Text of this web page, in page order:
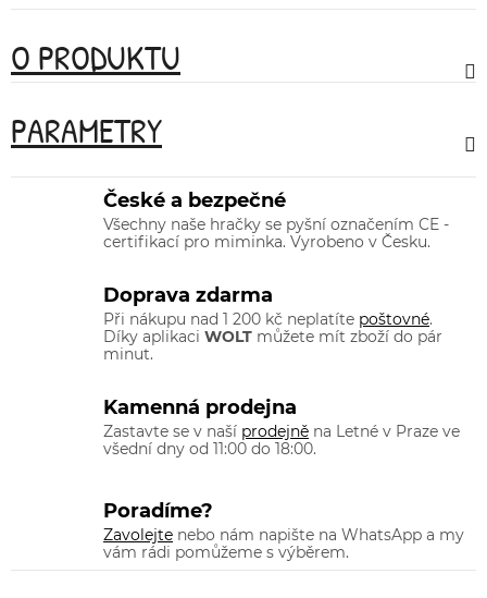
O PRODUKTU
PARAMETRY
České a bezpečné
Všechny naše hračky se pyšní označením CE -
certifikací pro miminka. Vyrobeno v Česku.
Doprava zdarma
Při nákupu nad 1 200 kč neplatíte poštovné.
Díky aplikaci WOLT můžete mít zboží do pár
minut.
Kamenná prodejna
Zastavte se v naší prodejně na Letné v Praze ve
všední dny od 11:00 do 18:00.
Poradíme?
Zavolejte nebo nám napište na WhatsApp a my
vám rádi pomůžeme s výběrem.